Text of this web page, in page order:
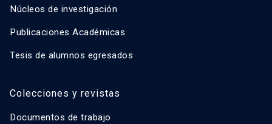
Núcleos de investigación
Publicaciones Académicas
Tesis de alumnos egresados
Colecciones y revistas
Documentos de trabajo